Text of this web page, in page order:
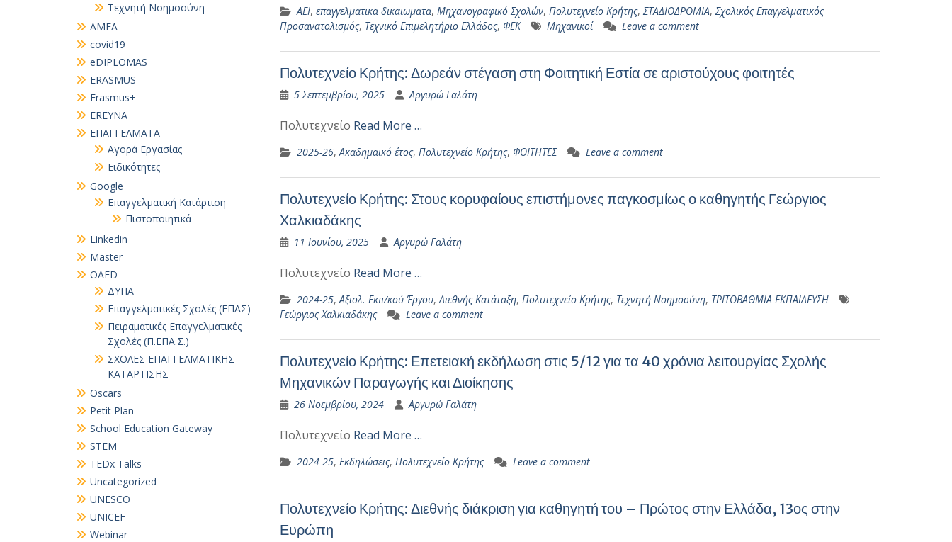
ΑΕΙ, επαγγελματικα δικαιωματα, Μηχανογραφικό Σχολών, Πολυτεχνείο Κρήτης,ΣΤΑΔΙΟΔΡΟΜΙΑ,Σχολικός Επαγγελματικός
Προσανατολισμός, Τεχνικό Επιμελητήριο Ελλάδος, ΦΕΚ Μηχανικοί Leave a comment
Πολυτεχνείο Κρήτης: Δωρεάν στέγαση στη Φοιτητική Εστία σε αριστούχους φοιτητές
5 Σεπτεμβρίου, 2025 Αργυρώ Γαλάτη
Πολυτεχνείο Read More …
2025-26,Ακαδημαϊκό έτος, Πολυτεχνείο Κρήτης, ΦΟΙΤΗΤΕΣ Leave a comment
Πολυτεχνείο Κρήτης: Στους κορυφαίους επιστήμονες παγκοσμίως ο καθηγητής Γεώργιος
Χαλκιαδάκης
11 Ιουνίου, 2025 Αργυρώ Γαλάτη
Πολυτεχνείο Read More …
2024-25,Αξιολ. Εκπ/κού Έργου,Διεθνής Κατάταξη, Πολυτεχνείο Κρήτης, Τεχνητή Νοημοσύνη, ΤΡΙΤΟΒΑΘΜΙΑ ΕΚΠΑΙΔΕΥΣΗ
Γεώργιος Χαλκιαδάκης
Leave a comment
Πολυτεχνείο Κρήτης: Επετειακή εκδήλωση στις 5/12 για τα 40 χρόνια λειτουργίας Σχολής
Μηχανικών Παραγωγής και Διοίκησης
26 Νοεμβρίου, 2024 Αργυρώ Γαλάτη
Πολυτεχνείο Read More …
2024-25, Εκδηλώσεις, Πολυτεχνείο Κρήτης Leave a comment
Πολυτεχνείο Κρήτης: Διεθνής διάκριση για καθηγητή του – Πρώτος στην Ελλάδα, 13ος στην
Ευρώπη
Τεχνητή Νοημοσύνη
AMEA
covid19
eDIPLOMAS
ERASMUS
Erasmus+
EREYNA
EΠΑΓΓΕΛΜΑΤΑ
Αγορά Εργασίας
Ειδικότητες
Google
Επαγγελματική Κατάρτιση
Πιστοποιητικά
Linkedin
Master
OAED
ΔΥΠΑ
Επαγγελματικές Σχολές (ΕΠΑΣ)
Πειραματικές Επαγγελματικές
Σχολές (Π.ΕΠΑ.Σ.)
ΣΧΟΛΕΣ ΕΠΑΓΓΕΛΜΑΤΙΚΗΣ
ΚΑΤΑΡΤΙΣΗΣ
Oscars
Petit Plan
School Education Gateway
STEM
TEDx Talks
Uncategorized
UNESCO
UNICEF
Webinar